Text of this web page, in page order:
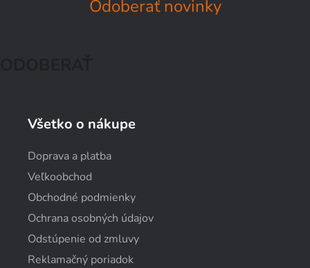
Odoberať novinky
Všetko o nákupe
Doprava a platba
Veľkoobchod
Obchodné podmienky
Ochrana osobných údajov
Odstúpenie od zmluvy
Reklamačný poriadok